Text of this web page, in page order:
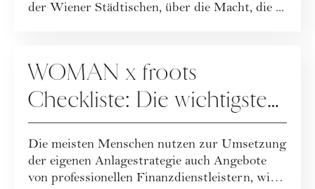
der Wiener Städtischen, über die Macht, die ...
WOMAN x froots
Checkliste: Die wichtigsten
Fragen an Ihren
Finanzpartner
Die meisten Menschen nutzen zur Umsetzung
der eigenen Anlagestrategie auch Angebote
von professionellen Finanzdienstleistern, wie